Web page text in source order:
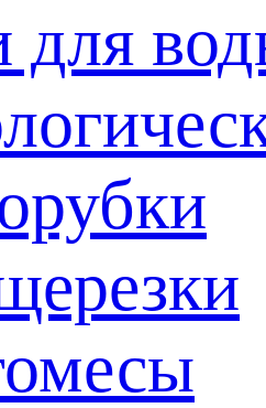
для